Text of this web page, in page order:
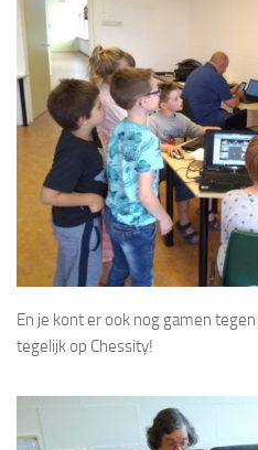
En je kont er ook nog gamen
tegelijk op Chessity!